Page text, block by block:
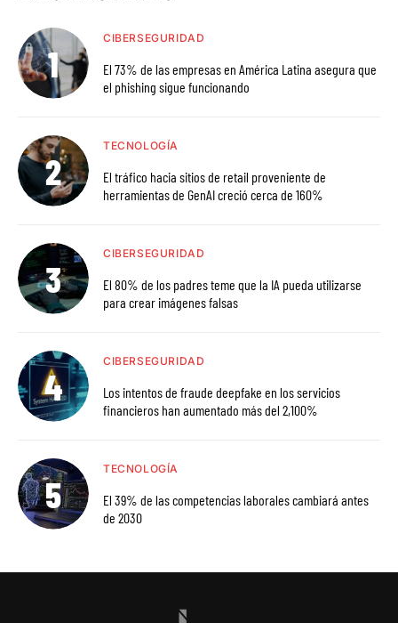
CIBERSEGURIDAD
El 73% de las empresas en América Latina asegura que
el phishing sigue funcionando
TECNOLOGÍA
El tráfico hacia sitios de retail proveniente de
herramientas de GenAI creció cerca de 160%
CIBERSEGURIDAD
El 80% de los padres teme que la IA pueda utilizarse
para crear imágenes falsas
CIBERSEGURIDAD
Los intentos de fraude deepfake en los servicios
financieros han aumentado más del 2,100%
TECNOLOGÍA
El 39% de las competencias laborales cambiará antes
de 2030